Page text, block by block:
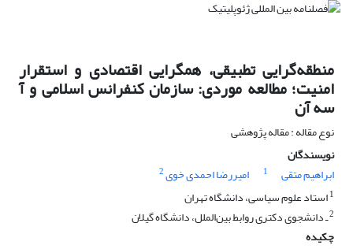
منطقه‌گرایی تطبیقی، همگرایی اقتصادی و استقرار
امنیت؛ مطالعه موردی: سازمان کنفرانس اسلامی و آ
سه آن
نوع مقاله : مقاله پژوهشی
نویسندگان
ابراهیم متقی
1 امیررضا احمدی خوی2
1استاد علوم سیاسی، دانشگاه تهران
2ـ دانشجوی دکتری روابط بین‌الملل، دانشگاه گیلان
چکیده